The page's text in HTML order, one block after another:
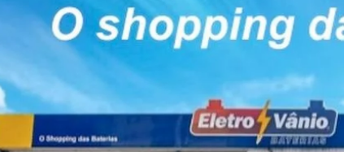
Baterias
horas Moura